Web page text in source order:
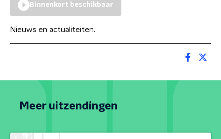
Binnenkort beschikbaar
Nieuws en actualiteiten.
Meer uitzendingen